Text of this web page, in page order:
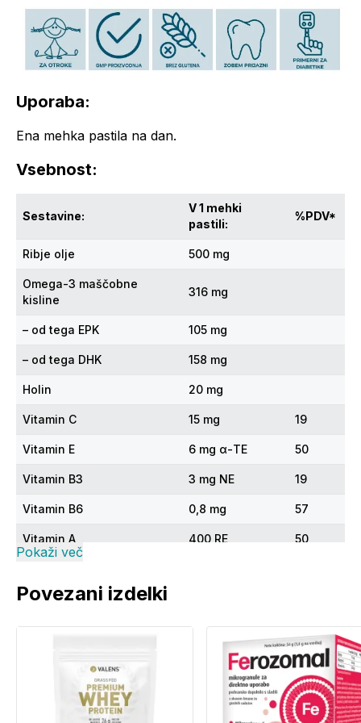
Uporaba:
Ena mehka pastila na dan.
Vsebnost:
Sestavine:
V 1 mehki
pastili:
%PDV*
Ribje olje 500 mg
Omega-3 maščobne
kisline
316 mg
– od tega EPK 105 mg
– od tega DHK 158 mg
Holin 20 mg
Vitamin C 15 mg 19
Vitamin E 6 mg α-TE 50
Vitamin B3 3 mg NE 19
Vitamin B6 0,8 mg 57
Vitamin A 400 RE 50
Folna kislina
Vitamin B12 1,5 µg 60
60
*PDV - priporočeni dnevni odmerek
Pokaži več
Povezani izdelki